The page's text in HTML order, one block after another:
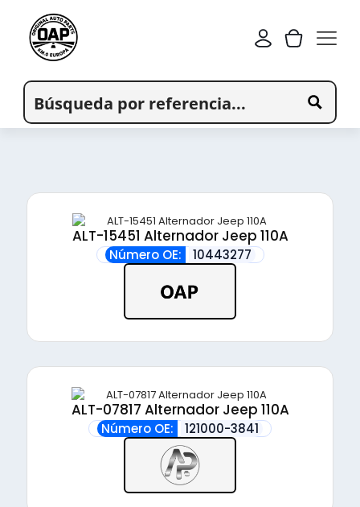
ALT-15451 Alternador Jeep 110A
Número OE: 10443277
ALT-07817 Alternador Jeep 110A
Número OE: 121000-3841